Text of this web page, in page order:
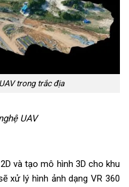
trong trắc địa
UAV
và tạo mô hình 3D cho khu
xử lý hình ảnh dạng VR 360